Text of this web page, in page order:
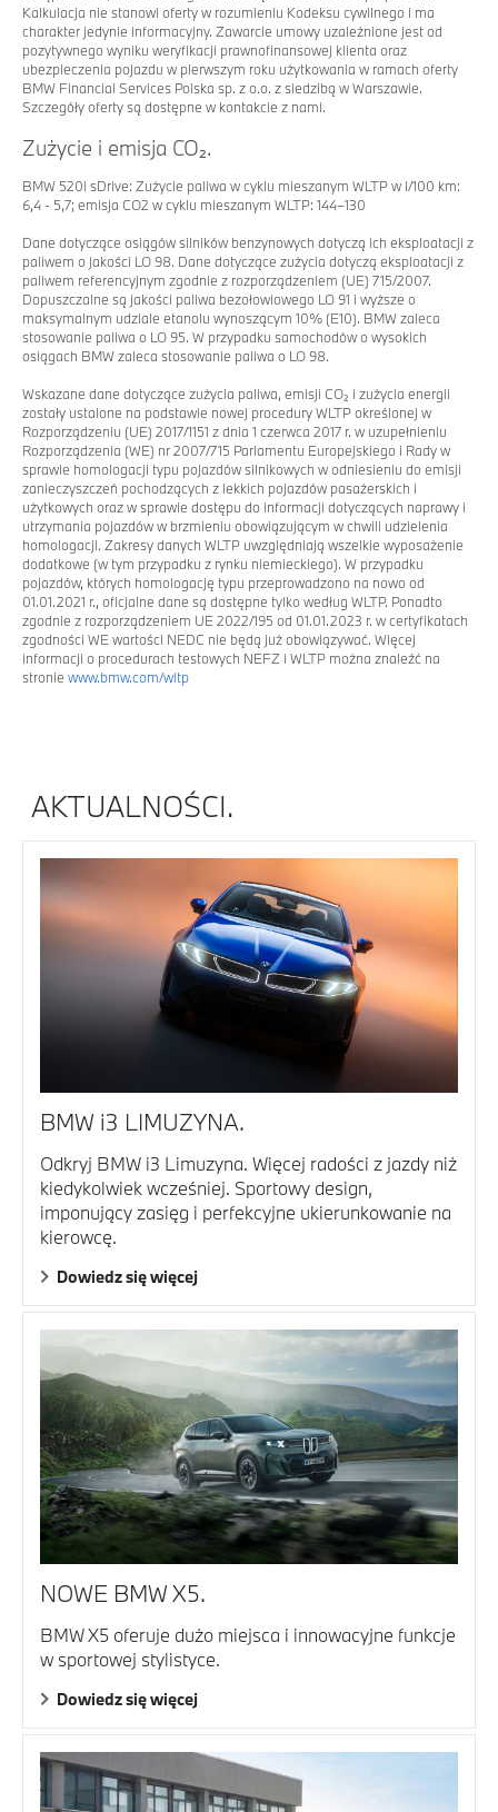
Kalkulacja nie stanowi oferty w rozumieniu Kodeksu cywilnego i ma
charakter jedynie informacyjny. Zawarcie umowy uzależnione jest od
pozytywnego wyniku weryfikacji prawnofinansowej klienta oraz
ubezpieczenia pojazdu w pierwszym roku użytkowania w ramach oferty
BMW Financial Services Polska sp. z o.o. z siedzibą w Warszawie.
Szczegóły oferty są dostępne w kontakcie z nami.
Zużycie i emisja CO₂.
BMW 520i sDrive: Zużycie paliwa w cyklu mieszanym WLTP w l/100 km:
6,4 - 5,7; emisja CO2 w cyklu mieszanym WLTP: 144–130
Dane dotyczące osiągów silników benzynowych dotyczą ich eksploatacji z
paliwem o jakości LO 98. Dane dotyczące zużycia dotyczą eksploatacji z
paliwem referencyjnym zgodnie z rozporządzeniem (UE) 715/2007.
Dopuszczalne są jakości paliwa bezołowiowego LO 91 i wyższe o
maksymalnym udziale etanolu wynoszącym 10% (E10). BMW zaleca
stosowanie paliwa o LO 95. W przypadku samochodów o wysokich
osiągach BMW zaleca stosowanie paliwa o LO 98.
Wskazane dane dotyczące zużycia paliwa, emisji CO₂ i zużycia energii
zostały ustalone na podstawie nowej procedury WLTP określonej w
Rozporządzeniu (UE) 2017/1151 z dnia 1 czerwca 2017 r. w uzupełnieniu
Rozporządzenia (WE) nr 2007/715 Parlamentu Europejskiego i Rady w
sprawie homologacji typu pojazdów silnikowych w odniesieniu do emisji
zanieczyszczeń pochodzących z lekkich pojazdów pasażerskich i
użytkowych oraz w sprawie dostępu do informacji dotyczących naprawy i
utrzymania pojazdów w brzmieniu obowiązującym w chwili udzielenia
homologacji. Zakresy danych WLTP uwzględniają wszelkie wyposażenie
dodatkowe (w tym przypadku z rynku niemieckiego). W przypadku
pojazdów, których homologację typu przeprowadzono na nowo od
01.01.2021 r., oficjalne dane są dostępne tylko według WLTP. Ponadto
zgodnie z rozporządzeniem UE 2022/195 od 01.01.2023 r. w certyfikatach
zgodności WE wartości NEDC nie będą już obowiązywać. Więcej
informacji o procedurach testowych NEFZ i WLTP można znaleźć na
stronie www.bmw.com/wltp
AKTUALNOŚCI.
BMW i3 LIMUZYNA.
Odkryj BMW i3 Limuzyna. Więcej radości z jazdy niż
kiedykolwiek wcześniej. Sportowy design,
imponujący zasięg i perfekcyjne ukierunkowanie na
kierowcę.
Dowiedz się więcej
NOWE BMW X5.
BMW X5 oferuje dużo miejsca i innowacyjne funkcje
w sportowej stylistyce.
Dowiedz się więcej